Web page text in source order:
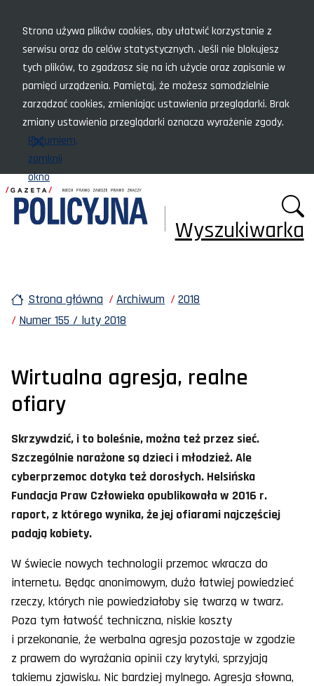
Strona używa plików cookies, aby ułatwić korzystanie z
serwisu oraz do celów statystycznych. Jeśli nie blokujesz
tych plików, to zgadzasz się na ich użycie oraz zapisanie w
pamięci urządzenia. Pamiętaj, że możesz samodzielnie
zarządzać cookies, zmieniając ustawienia przeglądarki. Brak
zmiany ustawienia przeglądarki oznacza wyrażenie zgody.
Rozumiem,
zamknij
okno
Wyszukiwarka
Strona główna Archiwum
2018
Numer 155 / luty 2018
Wirtualna agresja, realne
ofiary
Skrzywdzić, i to boleśnie, można też przez sieć.
Szczególnie narażone są dzieci i młodzież. Ale
cyberprzemoc dotyka też dorosłych. Helsińska
Fundacja Praw Człowieka opublikowała w 2016 r.
raport, z którego wynika, że jej ofiarami najczęściej
padają kobiety.
W świecie nowych technologii przemoc wkracza do
internetu. Będąc anonimowym, dużo łatwiej powiedzieć
rzeczy, których nie powiedziałoby się twarzą w twarz.
Poza tym łatwość techniczna, niskie koszty
i przekonanie, że werbalna agresja pozostaje w zgodzie
z prawem do wyrażania opinii czy krytyki, sprzyjają
takiemu zjawisku. Nic bardziej mylnego. Agresja słowna,